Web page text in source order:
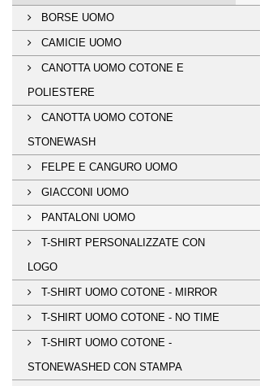
BORSE UOMO
CAMICIE UOMO
CANOTTA UOMO COTONE E
POLIESTERE
CANOTTA UOMO COTONE
STONEWASH
FELPE E CANGURO UOMO
GIACCONI UOMO
PANTALONI UOMO
T-SHIRT PERSONALIZZATE CON
LOGO
T-SHIRT UOMO COTONE - MIRROR
T-SHIRT UOMO COTONE - NO TIME
T-SHIRT UOMO COTONE -
STONEWASHED CON STAMPA